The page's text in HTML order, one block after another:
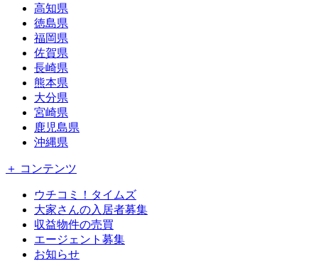
高知県
徳島県
福岡県
佐賀県
長崎県
熊本県
大分県
宮崎県
鹿児島県
沖縄県
＋ コンテンツ
ウチコミ！タイムズ
大家さんの入居者募集
収益物件の売買
エージェント募集
お知らせ